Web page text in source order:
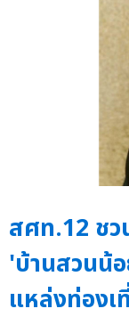
สศท.12 ช
'บ้านสวนน้
แหล่งท่องเ